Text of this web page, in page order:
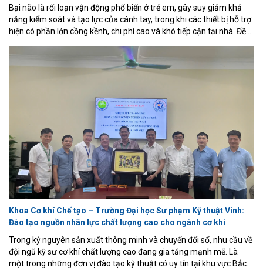
Bại não là rối loạn vận động phổ biến ở trẻ em, gây suy giảm khả
năng kiểm soát và tạo lực của cánh tay, trong khi các thiết bị hỗ trợ
hiện có phần lớn cồng kềnh, chi phí cao và khó tiếp cận tại nhà. Đề
hỗ trợ vận động chi phí thấp cho bệnh nhân bại não, sử dụng cảm
biến lực (loadcell + HX711), biến trở đo góc khớp, vi điều khiển
Khoa Cơ khí Chế tạo – Trường Đại học Sư phạm Kỹ thuật Vinh:
Đào tạo nguồn nhân lực chất lượng cao cho ngành cơ khí
Trong kỷ nguyên sản xuất thông minh và chuyển đổi số, nhu cầu về
đội ngũ kỹ sư cơ khí chất lượng cao đang gia tăng mạnh mẽ. Là
một trong những đơn vị đào tạo kỹ thuật có uy tín tại khu vực Bắc